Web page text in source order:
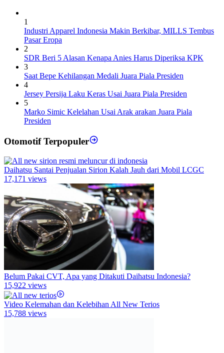
1
Industri Apparel Indonesia Makin Berkibar, MILLS Tembus
Pasar Eropa
2
SDR Beri 5 Alasan Kenapa Anies Harus Diperiksa KPK
3
Saat Bepe Kehilangan Medali Juara Piala Presiden
4
Jersey Persija Laku Keras Usai Juara Piala Presiden
5
Marko Simic Kelelahan Usai Arak arakan Juara Piala
Presiden
Otomotif Terpopuler
Daihatsu Santai Penjualan Sirion Kalah Jauh dari Mobil LCGC
17,171 views
Belum Pakai CVT, Apa yang Ditakuti Daihatsu Indonesia?
15,922 views
Video Kelemahan dan Kelebihan All New Terios
15,788 views